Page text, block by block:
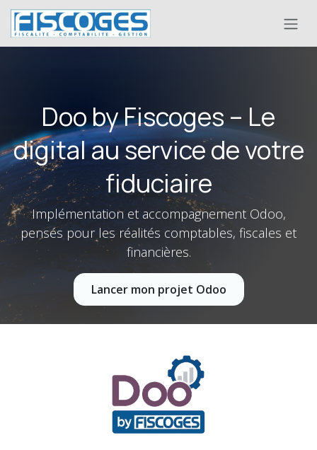
Se rendre au contenu
Doo by Fiscoges – Le
digital au service de votre
fiduciaire
Implémentation et accompagnement Odoo,
pensés pour les réalités comptables, fiscales et
financières.
Lancer mon projet Odoo